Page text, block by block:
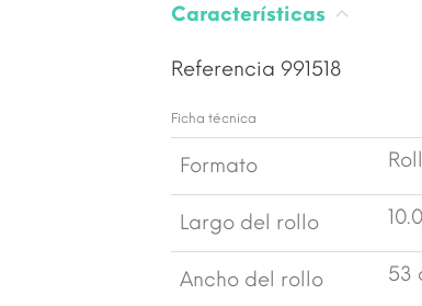
Características
Referencia 991518
Ficha técnica
Formato
Largo del rollo
Ancho del rollo 53